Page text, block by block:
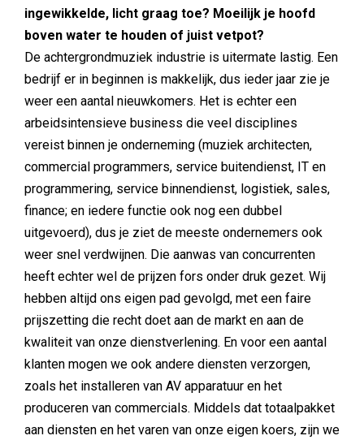
ingewikkelde, licht graag toe? Moeilijk je hoofd
boven water te houden of juist vetpot?
De achtergrondmuziek industrie is uitermate lastig. Een
bedrijf er in beginnen is makkelijk, dus ieder jaar zie je
weer een aantal nieuwkomers. Het is echter een
arbeidsintensieve business die veel disciplines
vereist binnen je onderneming (muziek architecten,
commercial programmers, service buitendienst, IT en
programmering, service binnendienst, logistiek, sales,
finance; en iedere functie ook nog een dubbel
uitgevoerd), dus je ziet de meeste ondernemers ook
weer snel verdwijnen. Die aanwas van concurrenten
heeft echter wel de prijzen fors onder druk gezet. Wij
hebben altijd ons eigen pad gevolgd, met een faire
prijszetting die recht doet aan de markt en aan de
kwaliteit van onze dienstverlening. En voor een aantal
klanten mogen we ook andere diensten verzorgen,
zoals het installeren van AV apparatuur en het
produceren van commercials. Middels dat totaalpakket
aan diensten en het varen van onze eigen koers, zijn we